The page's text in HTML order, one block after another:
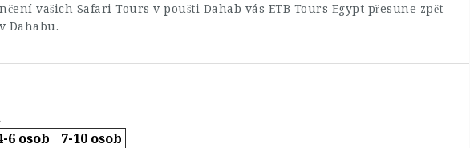
vašich Safari Tours v poušti Dahab vás ETB Tours Egypt přesune zpět
Dahabu.
6 osob
7-10 osob